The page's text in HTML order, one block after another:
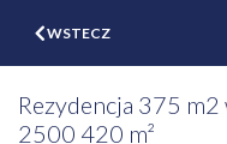
WSTECZ
Rezydencja 375
2500 420 m²